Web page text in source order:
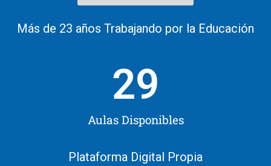
Más de 23 años Trabajando por la Educación
Aulas Disponibles
29
Plataforma Digital Propia